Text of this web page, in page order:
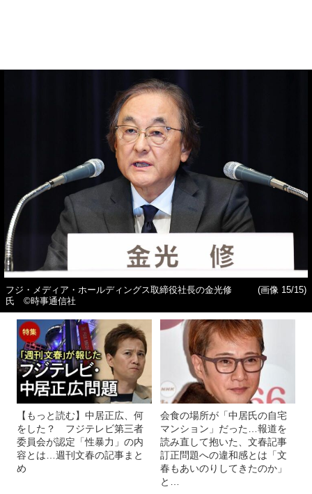
フジ・メディア・ホールディングス取締役社長の金光修
氏 ©時事通信社
(画像 15/15)
【もっと読む】中居正広、何
をした？ フジテレビ第三者
委員会が認定「性暴力」の内
容とは…週刊文春の記事まと
め
会食の場所が「中居氏の自宅
マンション」だった…報道を
読み直して抱いた、文春記事
訂正問題への違和感とは「文
春もあいのりしてきたのか」
と…